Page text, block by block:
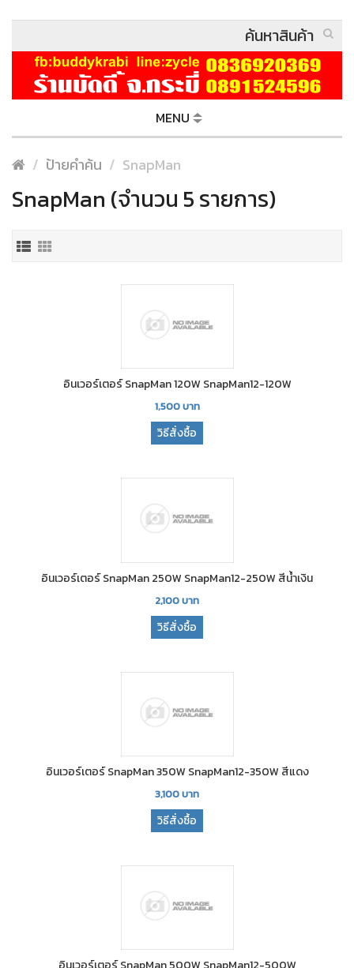
MENU
ป้ายคำค้น SnapMan
SnapMan (จำนวน 5 รายการ)
อินเวอร์เตอร์ SnapMan 120W SnapMan12-120W
1,500บาท
วิธีสั่งซื้อ
อินเวอร์เตอร์ SnapMan 250W SnapMan12-250W สีน้ำเงิน
2,100บาท
วิธีสั่งซื้อ
อินเวอร์เตอร์ SnapMan 350W SnapMan12-350W สีแดง
3,100บาท
วิธีสั่งซื้อ